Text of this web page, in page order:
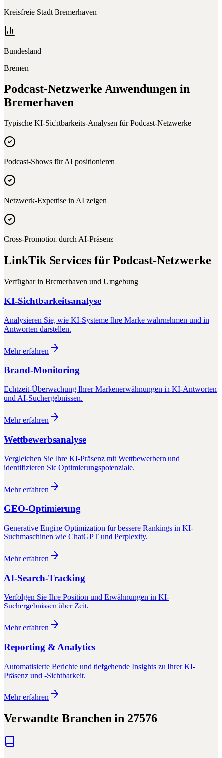
Kreisfreie Stadt Bremerhaven
Bundesland
Bremen
Podcast-Netzwerke Anwendungen in
Bremerhaven
Typische KI-Sichtbarkeits-Analysen fürPodcast-Netzwerke
Podcast-Shows für AI positionieren
Netzwerk-Expertise in AI zeigen
Cross-Promotion durch AI-Präsenz
LinkTik Services für Podcast-Netzwerke
Verfügbar in Bremerhaven und Umgebung
KI-Sichtbarkeitsanalyse
Analysieren Sie, wie KI-Systeme Ihre Marke wahrnehmen und in
Antworten darstellen.
Mehr erfahren
Brand-Monitoring
Echtzeit-Überwachung Ihrer Markenerwähnungen in KI-Antworten
und AI-Suchergebnissen.
Mehr erfahren
Wettbewerbsanalyse
Vergleichen Sie Ihre KI-Präsenz mit Wettbewerbern und
identifizieren Sie Optimierungspotenziale.
Mehr erfahren
GEO-Optimierung
Generative Engine Optimization für bessere Rankings in KI-
Suchmaschinen wie ChatGPT und Perplexity.
Mehr erfahren
AI-Search-Tracking
Verfolgen Sie Ihre Position und Erwähnungen in KI-
Suchergebnissen über Zeit.
Mehr erfahren
Reporting & Analytics
Automatisierte Berichte und tiefgehende Insights zu Ihrer KI-
Präsenz und -Sichtbarkeit.
Mehr erfahren
Verwandte Branchen in 27576